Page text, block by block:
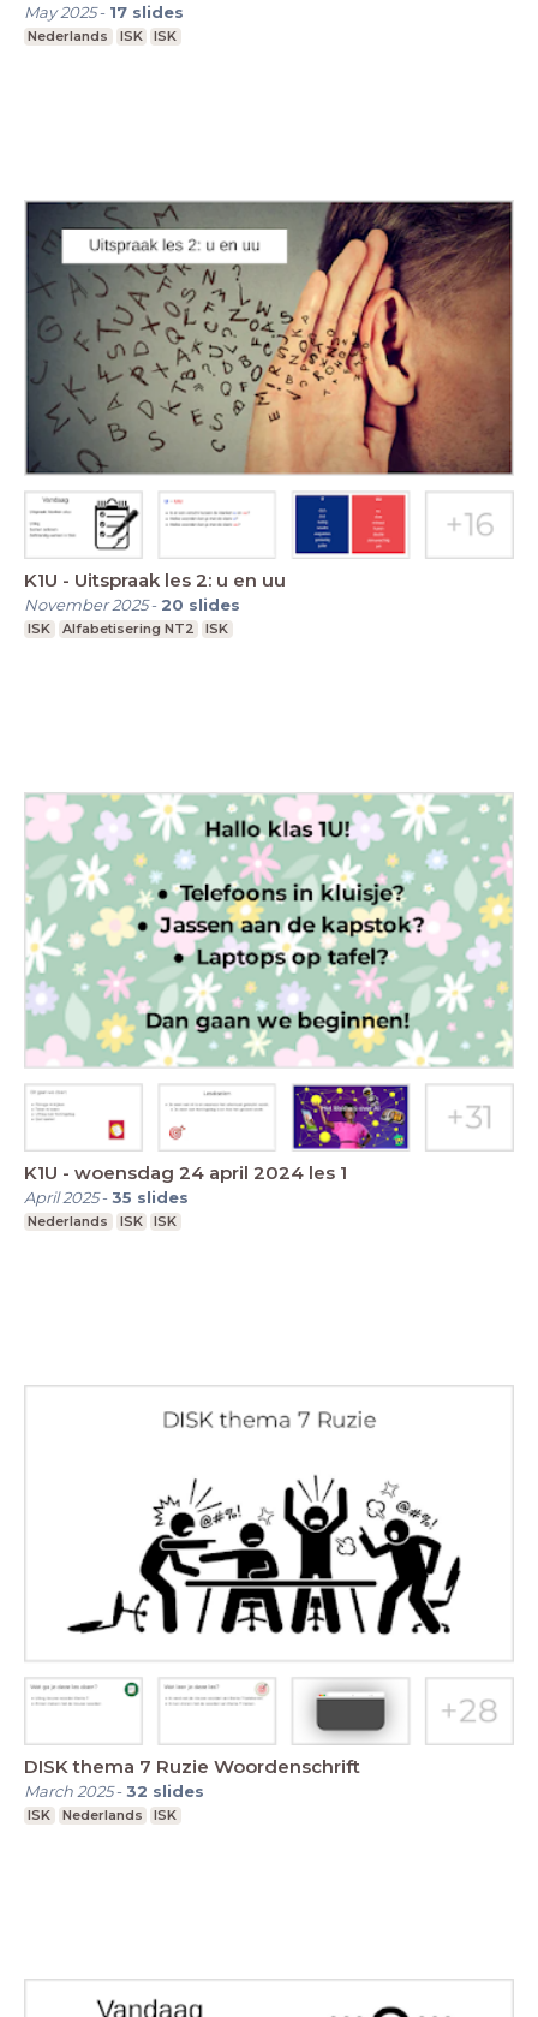
May 2025- 17 slides
Nederlands ISK ISK
K1U - Uitspraak les 2: u en uu
November 2025- 20 slides
ISK Alfabetisering NT2 ISK
K1U - woensdag 24 april 2024 les 1
April 2025-35 slides
Nederlands ISK ISK
DISK thema 7 Ruzie Woordenschrift
March 2025-32 slides
ISK Nederlands ISK